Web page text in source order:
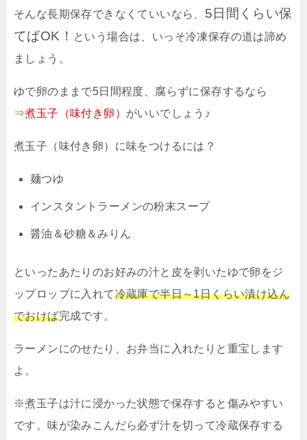
そんな長期保存できなくていいなら、 5日間くらい保
てばOK！ という場合は、いっそ冷凍保存の道は諦め
ましょう。
ゆで卵のままで5日間程度、腐らずに保存するなら
⇒煮玉子（味付き卵） がいいでしょう♪
煮玉子（味付き卵）に味をつけるには？
麺つゆ
インスタントラーメンの粉末スープ
醤油＆砂糖＆みりん
といったあたりのお好みの汁と皮を剥いたゆで卵をジ
ップロップに入れて冷蔵庫で半日～1日くらい漬け込ん
でおけば完成です。
ラーメンにのせたり、お弁当に入れたりと重宝します
よ。
※煮玉子は汁に浸かった状態で保存すると傷みやすい
です。味が染みこんだら必ず汁を切って冷蔵保存する